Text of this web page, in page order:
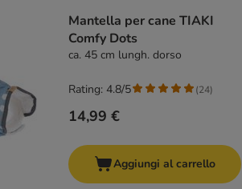
Mantella per cane TIAKI
Comfy Dots
ca. 45 cm lungh. dorso
14,99 €
Rating: 4.8/5 (24)
Aggiungi al carrello